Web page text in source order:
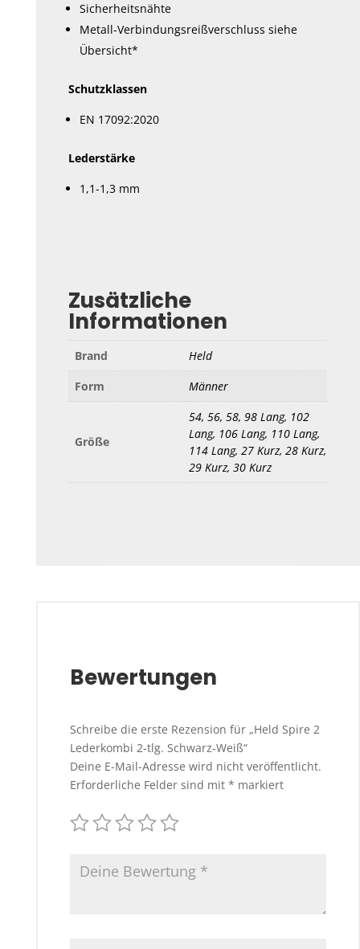
Sicherheitsnähte
Metall-Verbindungsreißverschluss siehe
Übersicht*
Schutzklassen
EN 17092:2020
Lederstärke
1,1-1,3 mm
Zusätzliche
Informationen
Brand
Held
Form
Männer
Größe
54, 56, 58, 98 Lang, 102
Lang, 106 Lang, 110 Lang,
114 Lang, 27 Kurz, 28 Kurz,
29 Kurz, 30 Kurz
Bewertungen
Schreibe die erste Rezension für „Held Spire 2
Lederkombi 2-tlg. Schwarz-Weiß“
Deine E-Mail-Adresse wird nicht veröffentlicht.
Erforderliche Felder sind mit * markiert